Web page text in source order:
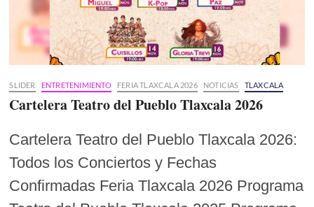
SLIDER ENTRETENIMIENTO FERIA TLAXCALA 2026 NOTICIAS TLAXCALA
Cartelera Teatro del Pueblo Tlaxcala 2026
Cartelera Teatro del Pueblo Tlaxcala 2026:
Todos los Conciertos y Fechas
Confirmadas Feria Tlaxcala 2026 Programa